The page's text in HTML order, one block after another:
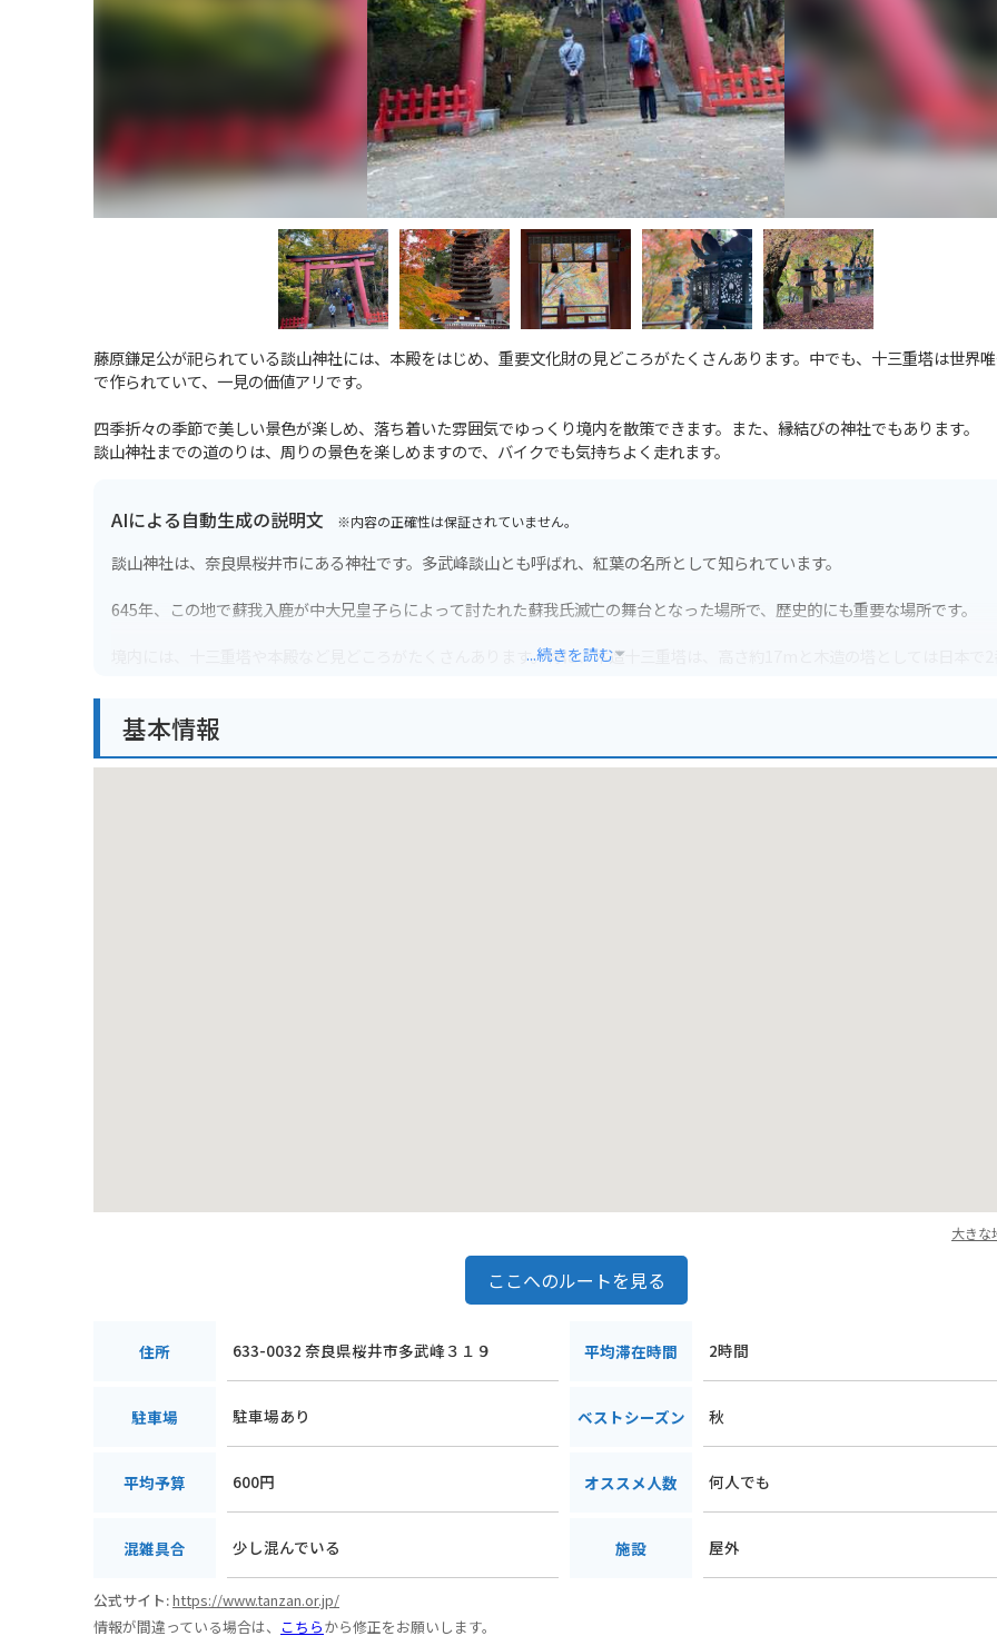
藤原鎌足公が祀られている談山神社には、本殿をはじめ、重要文化財の見どころがたくさんあります。中でも、十三重塔は世界
で作られていて、一見の価値アリです。
四季折々の季節で美しい景色が楽しめ、落ち着いた雰囲気でゆっくり境内を散策できます。また、縁結びの神社でもあります。
談山神社までの道のりは、周りの景色を楽しめますので、バイクでも気持ちよく走れます。
AIによる自動生成の説明文 ※内容の正確性は保証されていません。
談山神社は、奈良県桜井市にある神社です。多武峰談山とも呼ばれ、紅葉の名所として知られています。
645年、この地で蘇我入鹿が中大兄皇子らによって討たれた蘇我氏滅亡の舞台となった場所で、歴史的にも重要な場所です。
境内には、十三重塔や本殿など見どころがたくさんあります。特に、木造十三重塔は、高さ約17mと木造の塔としては日本で
秋には、境内全体が鮮やかに紅葉し、多くの観光客で賑わいます。紅葉シーズンにはライトアップも行われ、幻想的な雰囲気
...続きを読む
基本情報
大きな
ここへのルートを見る
住所 633-0032 奈良県桜井市多武峰３１９ 平均滞在時間 2時間
駐車場 駐車場あり ベストシーズン 秋
平均予算 600円 オススメ人数 何人でも
混雑具合 少し混んでいる 施設 屋外
公式サイト:https://www.tanzan.or.jp/
情報が間違っている場合は、 こちらから修正をお願いします。